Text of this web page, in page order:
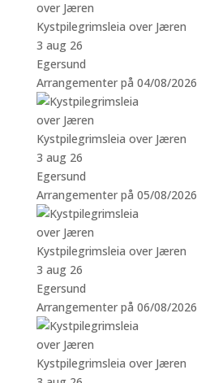
Kystpilegrimsleia over Jæren
3 aug 26
Egersund
Arrangementer på 04/08/2026
Kystpilegrimsleia over Jæren
3 aug 26
Egersund
Arrangementer på 05/08/2026
Kystpilegrimsleia over Jæren
3 aug 26
Egersund
Arrangementer på 06/08/2026
Kystpilegrimsleia over Jæren